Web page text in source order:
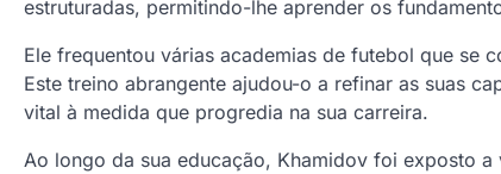
estruturadas, permitindo-lhe aprender os
Ele frequentou várias academias de futebol que se
Este treino abrangente ajudou-o a refinar as suas
vital à medida que progredia na sua carreira.
Ao longo da sua educação, Khamidov foi exposto